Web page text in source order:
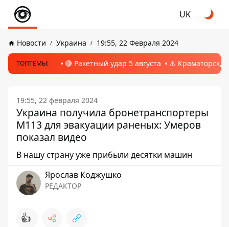
UK
Новости Украина 19:55, 22 Февраля 2024
ТОПТЕМЫ: 🔴 Ракетный удар 5 августа ⚠️ Краматорск,
19:55, 22 февраля 2024
Украина получила бронетранспортеры
M113 для эвакуации раненых: Умеров
показал видео
В нашу страну уже прибыли десятки машин
Ярослав Коджушко
РЕДАКТОР
👍